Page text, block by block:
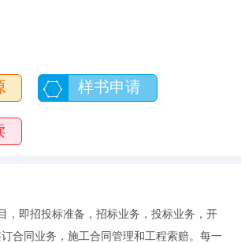
样书申请
，即招投标准备，招标业务，投标业务，开
合同业务，施工合同管理和工程索赔。每一